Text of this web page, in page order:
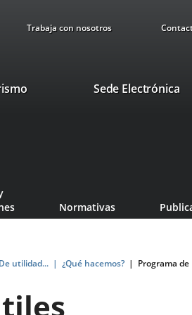
Trabaja con nosotros
This
window.
Sede Electrónica
Normativas
De utilidad... ¿Qué hacemos? Programa